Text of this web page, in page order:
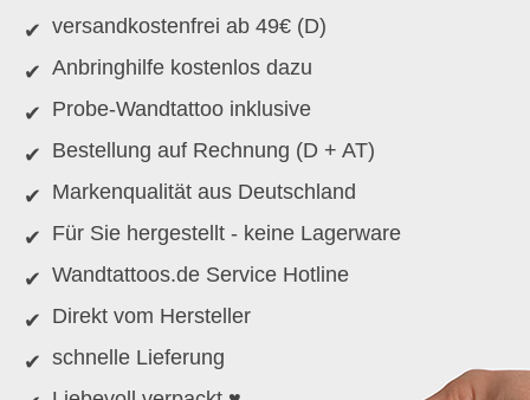
versandkostenfrei ab 49€ (D)
Anbringhilfe kostenlos dazu
Probe-Wandtattoo inklusive
Bestellung auf Rechnung (D + AT)
Markenqualität aus Deutschland
Für Sie hergestellt - keine Lagerware
Wandtattoos.de Service Hotline
Direkt vom Hersteller
schnelle Lieferung